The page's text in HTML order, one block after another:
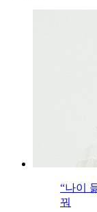
“나이
꿔